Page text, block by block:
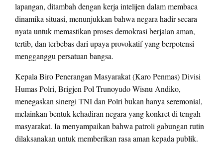
lapangan, ditambah dengan kerja intelijen dalam membaca
dinamika situasi, menunjukkan bahwa negara hadir secara
nyata untuk memastikan proses demokrasi berjalan aman,
tertib, dan terbebas dari upaya provokatif yang berpotensi
mengganggu persatuan bangsa.
Kepala Biro Penerangan Masyarakat (Karo Penmas) Divisi
Humas Polri, Brigjen Pol Trunoyudo Wisnu Andiko,
menegaskan sinergi TNI dan Polri bukan hanya seremonial,
melainkan bentuk kehadiran negara yang konkret di tengah
masyarakat. Ia menyampaikan bahwa patroli gabungan rutin
dilaksanakan untuk memberikan rasa aman kepada publik.